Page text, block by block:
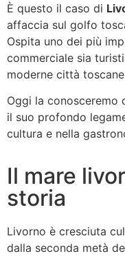
È questo il caso di
affaccia sul golfo
Ospita uno dei più
commerciale sia
moderne città
Oggi la conosceremo
il suo profondo
cultura e nella
Il mare
storia
Livorno è cresciuta
dalla seconda metà